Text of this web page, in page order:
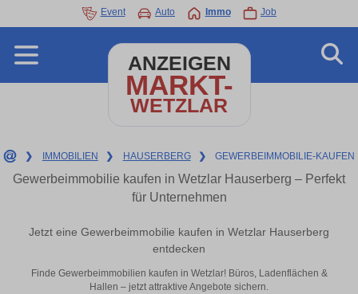
Event Auto Immo Job
ANZEIGEN
MARKT-
WETZLAR
❯ IMMOBILIEN ❯ HAUSERBERG ❯ GEWERBEIMMOBILIE-KAUFEN
Gewerbeimmobilie kaufen in Wetzlar Hauserberg – Perfekt
für Unternehmen
Jetzt eine Gewerbeimmobilie kaufen in Wetzlar Hauserberg
entdecken
Finde Gewerbeimmobilien kaufen in Wetzlar! Büros, Ladenflächen &
Hallen – jetzt attraktive Angebote sichern.